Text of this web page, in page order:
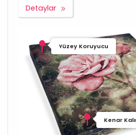
Detaylar
Yüzey Koruyucu
Kenar